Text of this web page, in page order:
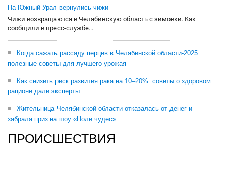
На Южный Урал вернулись чижи
Чижи возвращаются в Челябинскую область с зимовки. Как
сообщили в пресс-службе...
Когда сажать рассаду перцев в Челябинской области-2025:
полезные советы для лучшего урожая
Как снизить риск развития рака на 10–20%: советы о здоровом
рационе дали эксперты
Жительница Челябинской области отказалась от денег и
забрала приз на шоу «Поле чудес»
ПРОИСШЕСТВИЯ